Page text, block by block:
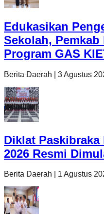
Edukasikan
Sekolah,
Program GAS
Berita Daerah 3 Agustus
Diklat
2026 Resmi
Berita Daerah 1 Agustus